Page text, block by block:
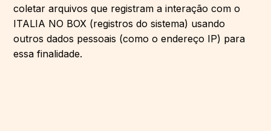
coletar arquivos que registram a interação com o
ITALIA NO BOX (registros do sistema) usando
outros dados pessoais (como o endereço IP) para
essa finalidade.